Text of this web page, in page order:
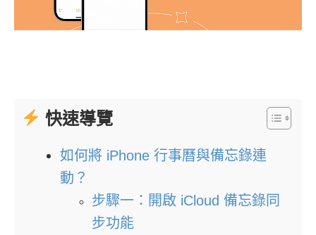
快速導覽
如何將 iPhone 行事曆與備忘錄連
動？
步驟一：開啟 iCloud 備忘錄同
步功能